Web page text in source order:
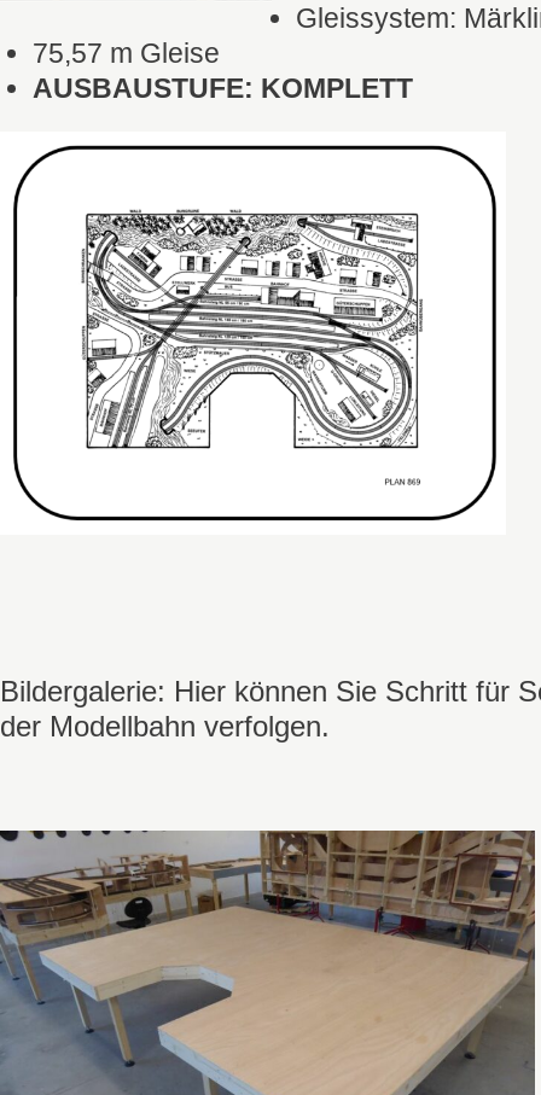
Gleissystem:
75,57 m Gleise
AUSBAUSTUFE: KOMPLETT
Bildergalerie: Hier können Sie Schritt für
der Modellbahn verfolgen.